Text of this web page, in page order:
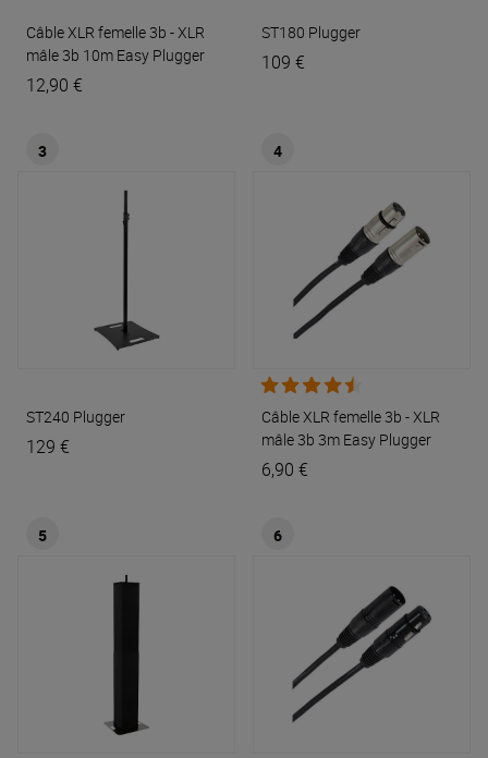
Câble XLR femelle 3b - XLR
mâle 3b 10m Easy Plugger
12,90 €
ST180 Plugger
109 €
3
ST240 Plugger
129 €
4
Câble XLR femelle 3b - XLR
mâle 3b 3m Easy Plugger
6,90 €
5 6